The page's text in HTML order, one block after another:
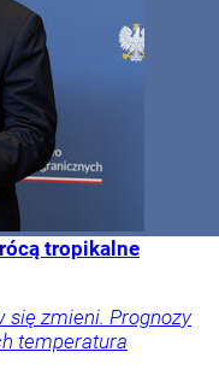
tropikalne
się zmieni. Prognozy
temperatura